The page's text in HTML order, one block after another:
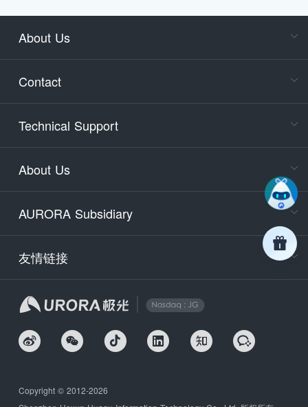
About Us
Contact
Technical Support
About Us
AURORA Subsidiary
友情链接
Copyright © 2012-2026
days)
9:30-
Email